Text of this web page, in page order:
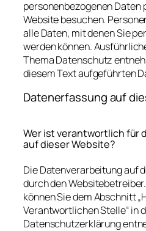
personenbezogenen Daten
Website besuchen.
alle Daten, mit denen Sie
werden können.
Thema Datenschutz
diesem Text aufgeführten
Datenerfassung auf
Wer ist verantwortlich für
auf dieser Website?
Die Datenverarbeitung auf
durch den
können Sie dem Abschnitt
Verantwortlichen Stelle“ in
Datenschutzerklärung